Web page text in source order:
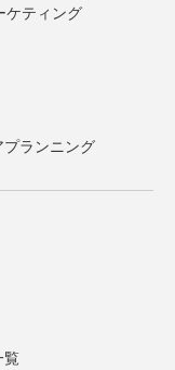
ケティング
プランニング
覧